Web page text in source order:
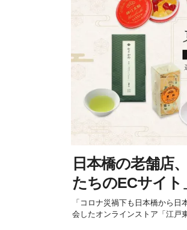
日本橋の老舗店
たちのECサイト
「コロナ災禍下も日本橋から
会したオンラインストア「江戸